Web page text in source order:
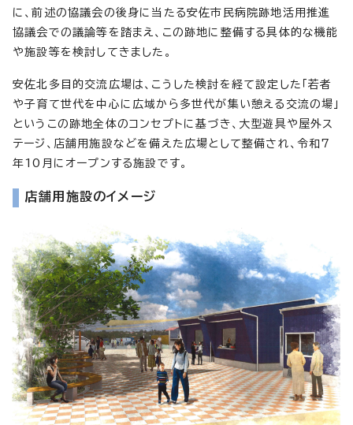
に、前述の協議会の後身に当たる安佐市民病院跡地活用推進
協議会での議論等を踏まえ、この跡地に整備する具体的な機能
や施設等を検討してきました。
安佐北多目的交流広場は、こうした検討を経て設定した「若者
や子育て世代を中心に広域から多世代が集い憩える交流の場」
というこの跡地全体のコンセプトに基づき、大型遊具や屋外ス
テージ、店舗用施設などを備えた広場として整備され、令和7
年10月にオープンする施設です。
店舗用施設のイメージ